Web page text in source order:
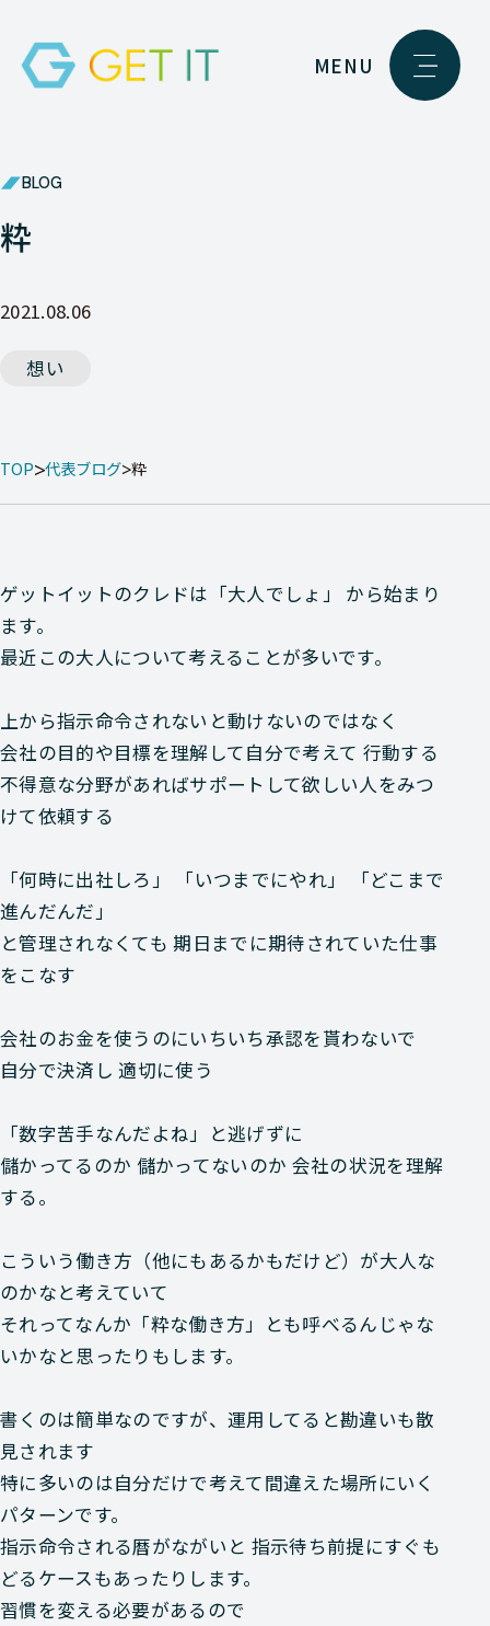
MENU
BLOG
粋
2021.08.06
想い
TOP 代表ブログ 粋
ゲットイットのクレドは「大人でしょ」 から始まり
ます。
最近この大人について考えることが多いです。
上から指示命令されないと動けないのではなく
会社の目的や目標を理解して自分で考えて 行動する
不得意な分野があればサポートして欲しい人をみつ
けて依頼する
「何時に出社しろ」 「いつまでにやれ」 「どこまで
進んだんだ」
と管理されなくても 期日までに期待されていた仕事
をこなす
会社のお金を使うのにいちいち承認を貰わないで
自分で決済し 適切に使う
「数字苦手なんだよね」と逃げずに
儲かってるのか 儲かってないのか 会社の状況を理解
する。
こういう働き方（他にもあるかもだけど）が大人な
のかなと考えていて
それってなんか「粋な働き方」とも呼べるんじゃな
いかなと思ったりもします。
書くのは簡単なのですが、運用してると勘違いも散
見されます
特に多いのは自分だけで考えて間違えた場所にいく
パターンです。
指示命令される暦がながいと 指示待ち前提にすぐも
どるケースもあったりします。
習慣を変える必要があるので